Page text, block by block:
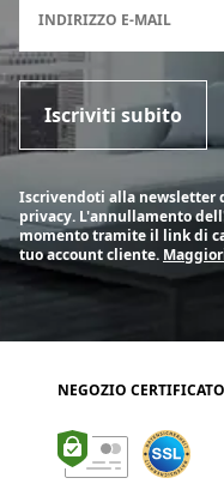
INDIRIZZO E-MAIL
Iscriviti subito
Iscrivendoti alla newsletter
privacy. L'annullamento
momento tramite il link di
tuo account cliente.
NEGOZIO CERTIFICATO